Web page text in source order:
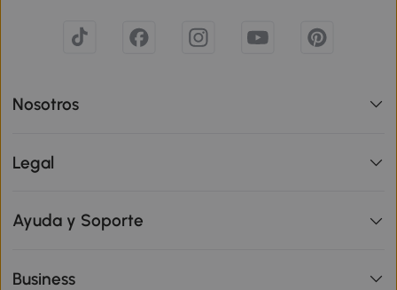
Nosotros
Legal
Ayuda y Soporte
Business